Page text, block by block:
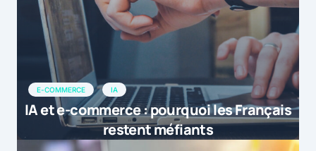
E-COMMERCE IA
IA et e-commerce : pourquoi les Français
restent méfiants